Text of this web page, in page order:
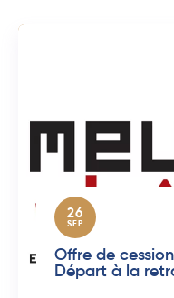
26
SEP
Offre de
Départ à la